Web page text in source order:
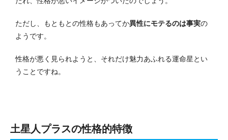
ただし、もともとの性格もあってか異性にモテるのは事実の
ようです。
性格が悪く見られようと、それだけ魅力あふれる運命星とい
うことですね。
土星人プラスの性格的特徴